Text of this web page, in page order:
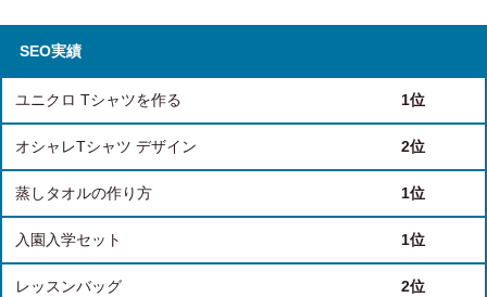
SEO実績
ユニクロ Tシャツを作る 1位
オシャレTシャツ デザイン 2位
蒸しタオルの作り方 1位
入園入学セット 1位
レッスンバッグ 2位